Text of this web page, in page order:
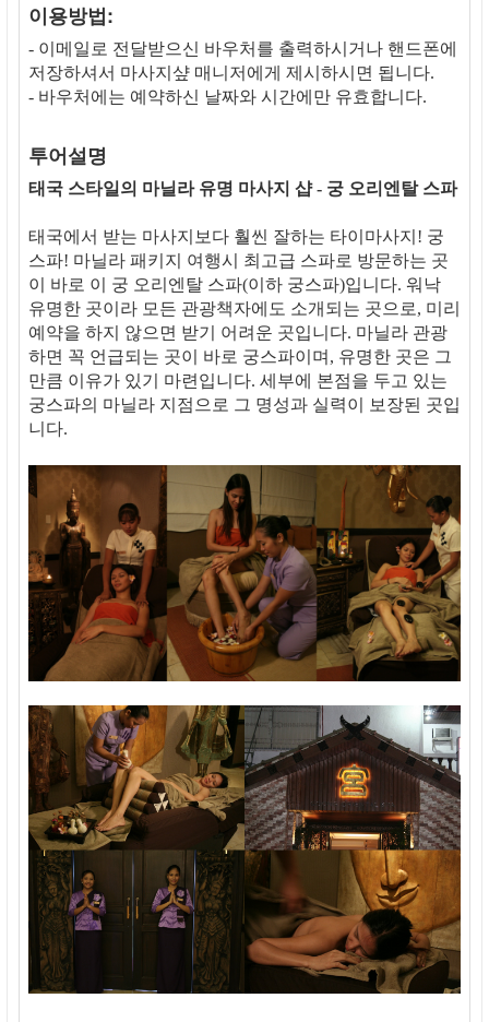
이용방법:
- 이메일로 전달받으신 바우처를 출력하시거나 핸드폰에
저장하셔서 마사지샾 매니저에게 제시하시면 됩니다.
- 바우처에는 예약하신 날짜와 시간에만 유효합니다.
투어설명
태국 스타일의 마닐라 유명 마사지 샵 - 궁 오리엔탈 스파
태국에서 받는 마사지보다 훨씬 잘하는 타이마사지! 궁
스파! 마닐라 패키지 여행시 최고급 스파로 방문하는 곳
이 바로 이 궁 오리엔탈 스파(이하 궁스파)입니다. 워낙
유명한 곳이라 모든 관광책자에도 소개되는 곳으로, 미리
예약을 하지 않으면 받기 어려운 곳입니다. 마닐라 관광
하면 꼭 언급되는 곳이 바로 궁스파이며, 유명한 곳은 그
만큼 이유가 있기 마련입니다. 세부에 본점을 두고 있는
궁스파의 마닐라 지점으로 그 명성과 실력이 보장된 곳입
니다.